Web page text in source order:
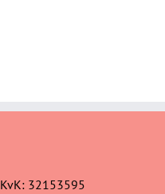
KvK: 32153595